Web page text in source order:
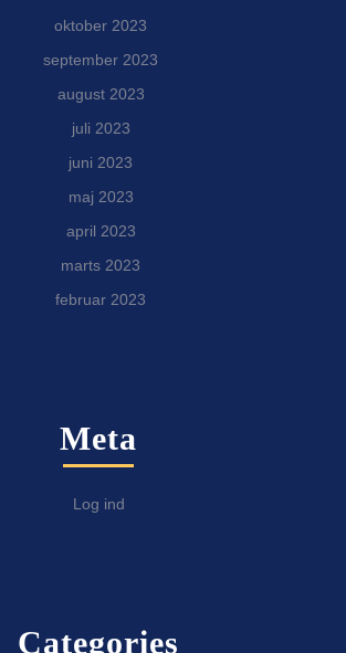
oktober 2023
september 2023
august 2023
juli 2023
juni 2023
maj 2023
april 2023
marts 2023
februar 2023
Meta
Log ind
Categories